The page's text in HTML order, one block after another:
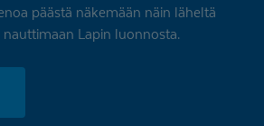
päästä näkemään näin läheltä
nauttimaan Lapin luonnosta.